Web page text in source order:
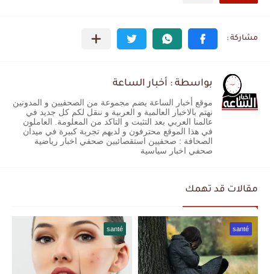
بواسطة : أخبار الساعة
موقع أخبار الساعة يضم مجموعة من الصحفيين و المدونين
نهتم بالاخبار العالمية و العربية و ننقل لكم كل جديد في
عالمنا العربي بعد التثبت و التاكد من المعلومة. العاملون
في هذا الموقع محترفون و لديهم تجربة كبيرة في ميدان
الصحافة : صحفيين استقصائيين صحفي اخبار رياضية
صحفي اخبار سياسية
مقالات قد تهمك
santé
santé